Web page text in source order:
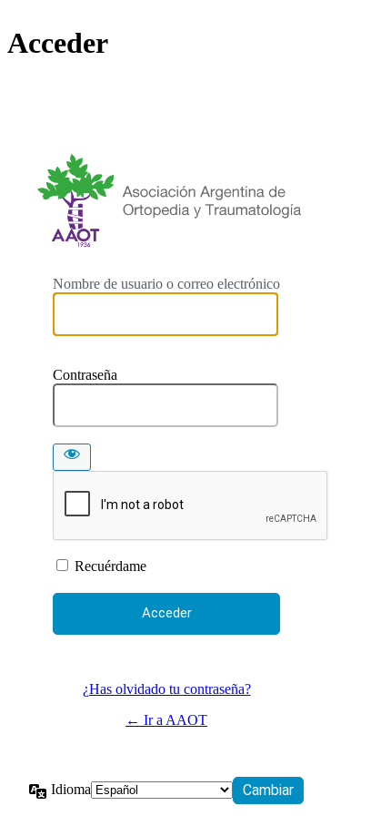
Acceder
Nombre de usuario o correo electrónico
Contraseña
Recuérdame
¿Has olvidado tu contraseña?
← Ir a AAOT
Idioma